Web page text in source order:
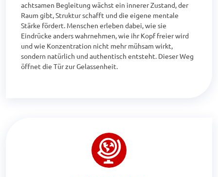
achtsamen Begleitung wächst ein innerer Zustand, der
Raum gibt, Struktur schafft und die eigene mentale
Stärke fördert. Menschen erleben dabei, wie sie
Eindrücke anders wahrnehmen, wie ihr Kopf freier wird
und wie Konzentration nicht mehr mühsam wirkt,
sondern natürlich und authentisch entsteht. Dieser Weg
öffnet die Tür zur Gelassenheit.